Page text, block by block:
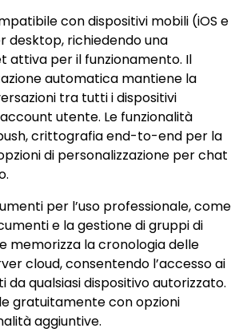
con dispositivi mobili (iOS e
desktop, richiedendo una
attiva per il funzionamento. Il
automatica mantiene la
tra tutti i dispositivi
utente. Le funzionalità
crittografia end-to-end per la
di personalizzazione per chat
per l’uso professionale, come
e la gestione di gruppi di
memorizza la cronologia delle
cloud, consentendo l’accesso ai
da qualsiasi dispositivo autorizzato.
gratuitamente con opzioni
aggiuntive.